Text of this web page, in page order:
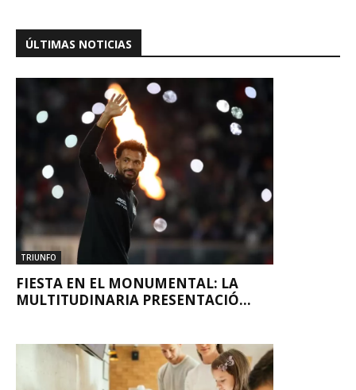
ÚLTIMAS NOTICIAS
TRIUNFO
FIESTA EN EL MONUMENTAL: LA
MULTITUDINARIA PRESENTACIÓ...